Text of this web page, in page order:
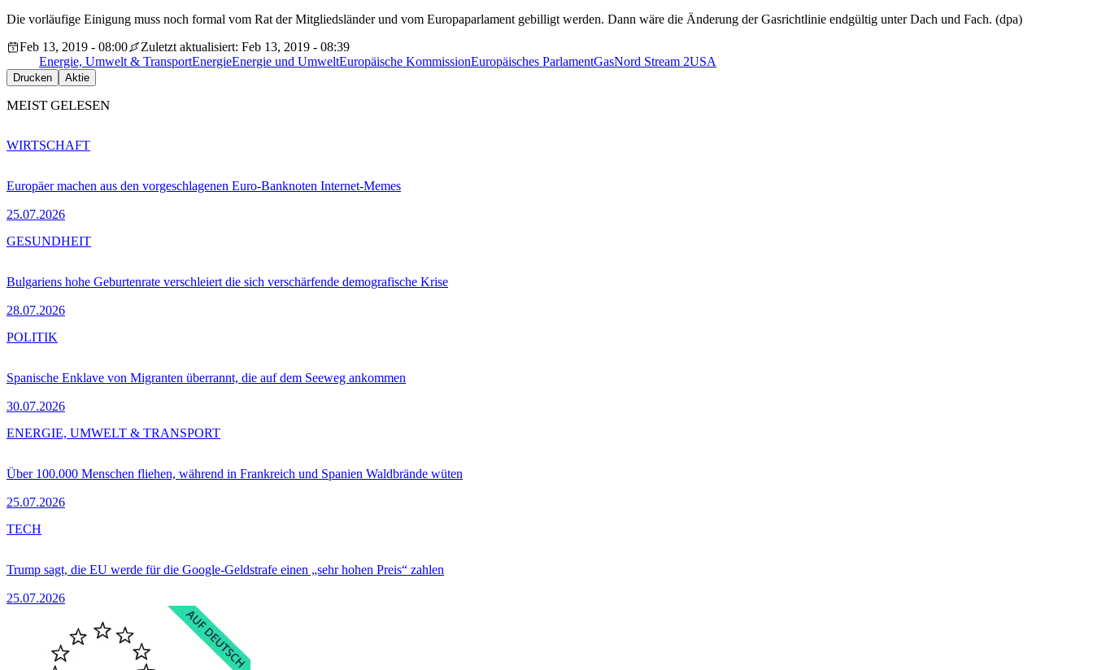
Die vorläufige Einigung muss noch formal vom Rat der Mitgliedsländer und vom Europaparlament gebilligt werden. Dann wäre die Änderung der Gasrichtlinie endgültig unter Dach und Fach. (dpa)
Feb 13, 2019 - 08:00
Zuletzt aktualisiert: Feb 13, 2019 - 08:39
Energie, Umwelt & TransportEnergieEnergie und UmweltEuropäische KommissionEuropäisches ParlamentGasNord Stream 2USA
Drucken Aktie
MEIST GELESEN
Europäer machen aus den vorgeschlagenen Euro-Banknoten Internet-Memes
25.07.2026
WIRTSCHAFT
Bulgariens hohe Geburtenrate verschleiert die sich verschärfende demografische Krise
28.07.2026
GESUNDHEIT
Spanische Enklave von Migranten überrannt, die auf dem Seeweg ankommen
30.07.2026
POLITIK
Über 100.000 Menschen fliehen, während in Frankreich und Spanien Waldbrände wüten
25.07.2026
ENERGIE, UMWELT & TRANSPORT
Trump sagt, die EU werde für die Google-Geldstrafe einen „sehr hohen Preis“ zahlen
25.07.2026
TECH